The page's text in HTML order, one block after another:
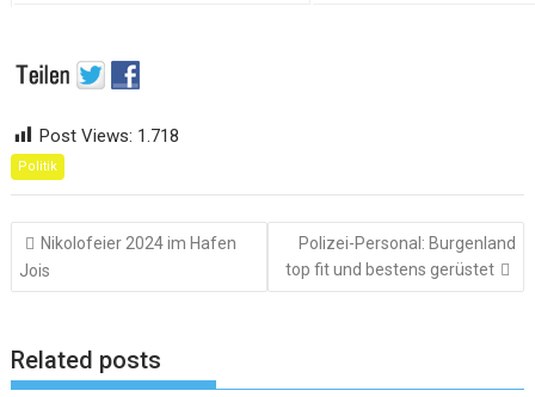
Post Views: 1.718
Politik
Beitragsnavigation
Nikolofeier 2024 im Hafen
Jois
Polizei-Personal: Burgenland
top fit und bestens gerüstet
Related posts